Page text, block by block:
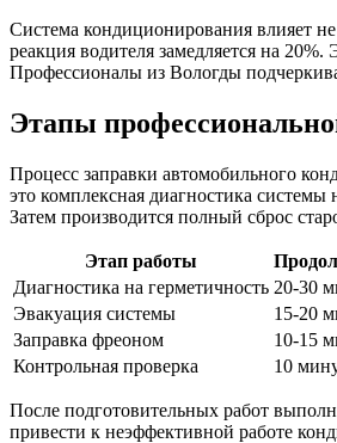
Система кондиционирования влияет
реакция водителя замедляется на
Профессионалы из Вологды
Этапы
Процесс заправки автомобильного
это комплексная диагностика
Затем производится полный сброс
Этап работы
Диагностика на герметичность 20-30
Эвакуация системы
15-20
Заправка фреоном
10-15
Контрольная проверка
10
После подготовительных работ
привести к неэффективной работе